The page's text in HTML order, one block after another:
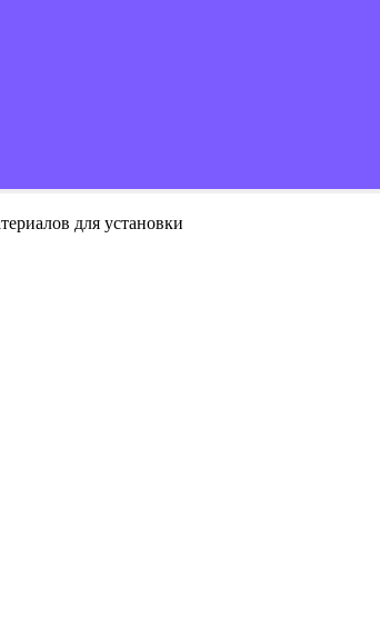
для установки